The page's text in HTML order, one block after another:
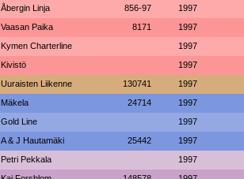
Åbergin Linja 856-97 1997
Vaasan Paika 8171 1997
Kymen Charterline 1997
Kivistö 1997
Uuraisten Liikenne 130741 1997
Mäkela 24714 1997
Gold Line 1997
A & J Hautamäki 25442 1997
Petri Pekkala 1997